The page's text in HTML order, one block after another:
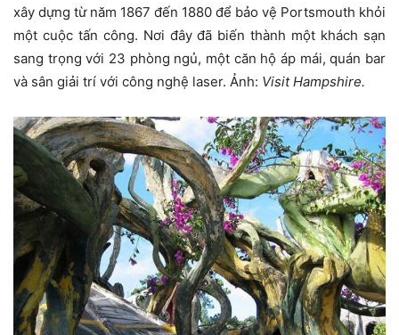
xây dựng từ năm 1867 đến 1880 để bảo vệ Portsmouth khỏi
một cuộc tấn công. Nơi đây đã biến thành một khách sạn
sang trọng với 23 phòng ngủ, một căn hộ áp mái, quán bar
và sân giải trí với công nghệ laser. Ảnh: Visit Hampshire.